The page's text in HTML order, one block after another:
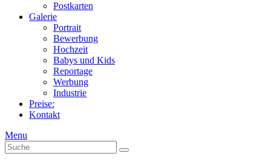
Postkarten
Galerie
Portrait
Bewerbung
Hochzeit
Babys und Kids
Reportage
Werbung
Industrie
Preise:
Kontakt
Menu
Suche
nach:
Suche